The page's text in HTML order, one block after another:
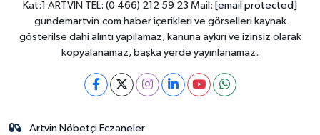
Kat:1 ARTVİN TEL: (0 466) 212 59 23 Mail: [email protected]
gundemartvin.com haber içerikleri ve görselleri kaynak
gösterilse dahi alıntı yapılamaz, kanuna aykırı ve izinsiz olarak
kopyalanamaz, başka yerde yayınlanamaz.
Artvin Nöbetçi Eczaneler